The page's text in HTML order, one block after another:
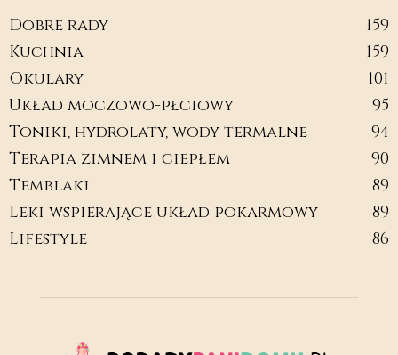
Dobre rady
159
Kuchnia
159
Okulary
101
Układ moczowo-płciowy
95
Toniki, hydrolaty, wody termalne
94
Terapia zimnem i ciepłem
90
Temblaki
89
Leki wspierające układ pokarmowy
89
Lifestyle
86